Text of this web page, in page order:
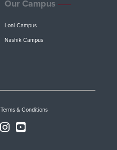
Our Campus
Loni Campus
Nashik Campus
Terms & Conditions